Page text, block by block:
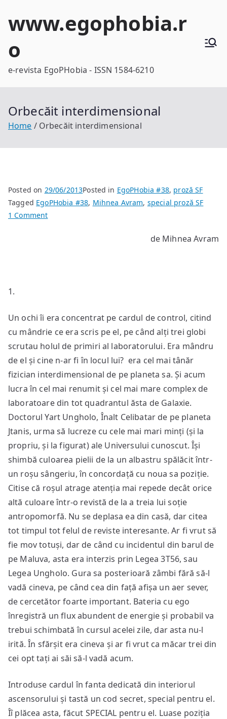
www.egophobia.r
o
e-revista EgoPHobia - ISSN 1584-6210
Orbecăit interdimensional
Home Orbecăit interdimensional
Posted on 29/06/2013Posted in EgoPHobia #38, proză SF
Tagged EgoPHobia #38, Mihnea Avram, special proză SF
1 Commenton
de Mihnea Avram
1.
Un ochi îi era concentrat pe cardul de control, citind
cu mândrie ce era scris pe el, pe când alți trei globi
scrutau holul de primiri al laboratorului. Era mândru
de el și cine n-ar fi în locul lui? era cel mai tânăr
fizician interdimensional de pe planeta sa. Și acum
lucra în cel mai renumit și cel mai mare complex de
laboratoare din tot quadrantul ăsta de Galaxie.
Doctorul Yart Ungholo, Înalt Celibatar de pe planeta
Jtanis, urma să lucreze cu cele mai mari minți (și la
propriu, și la figurat) ale Universului cunoscut. Își
shimbă culoarea pielii de la un albastru spălăcit într-
un roșu sângeriu, în concordață cu noua sa poziție.
Citise că roșul atrage atenția mai repede decât orice
altă culoare într-o revistă de la a treia lui soție
antropomorfă. Nu se deplasa ea din casă, dar citea
tot timpul tot felul de reviste interesante. Ar fi vrut să
fie mov totuși, dar de când cu incidentul din barul de
pe Maluva, asta era interzis prin Legea 3T56, sau
Legea Ungholo. Gura sa posterioară zâmbi fără să-l
vadă cineva, pe când cea din față afișa un aer sever,
de cercetător foarte important. Bateria cu ego
înregistră un flux abundent de energie și probabil va
trebui schimbată în cursul acelei zile, dar asta nu-l
irită. În sfărșit era cineva și ar fi vrut ca măcar trei din
cei opt tați ai săi să-l vadă acum.
Introduse cardul în fanta dedicată din interiorul
ascensorului și tastă un cod secret, special pentru el.
Îî plăcea asta, făcut SPECIAL pentru el. Luase poziția